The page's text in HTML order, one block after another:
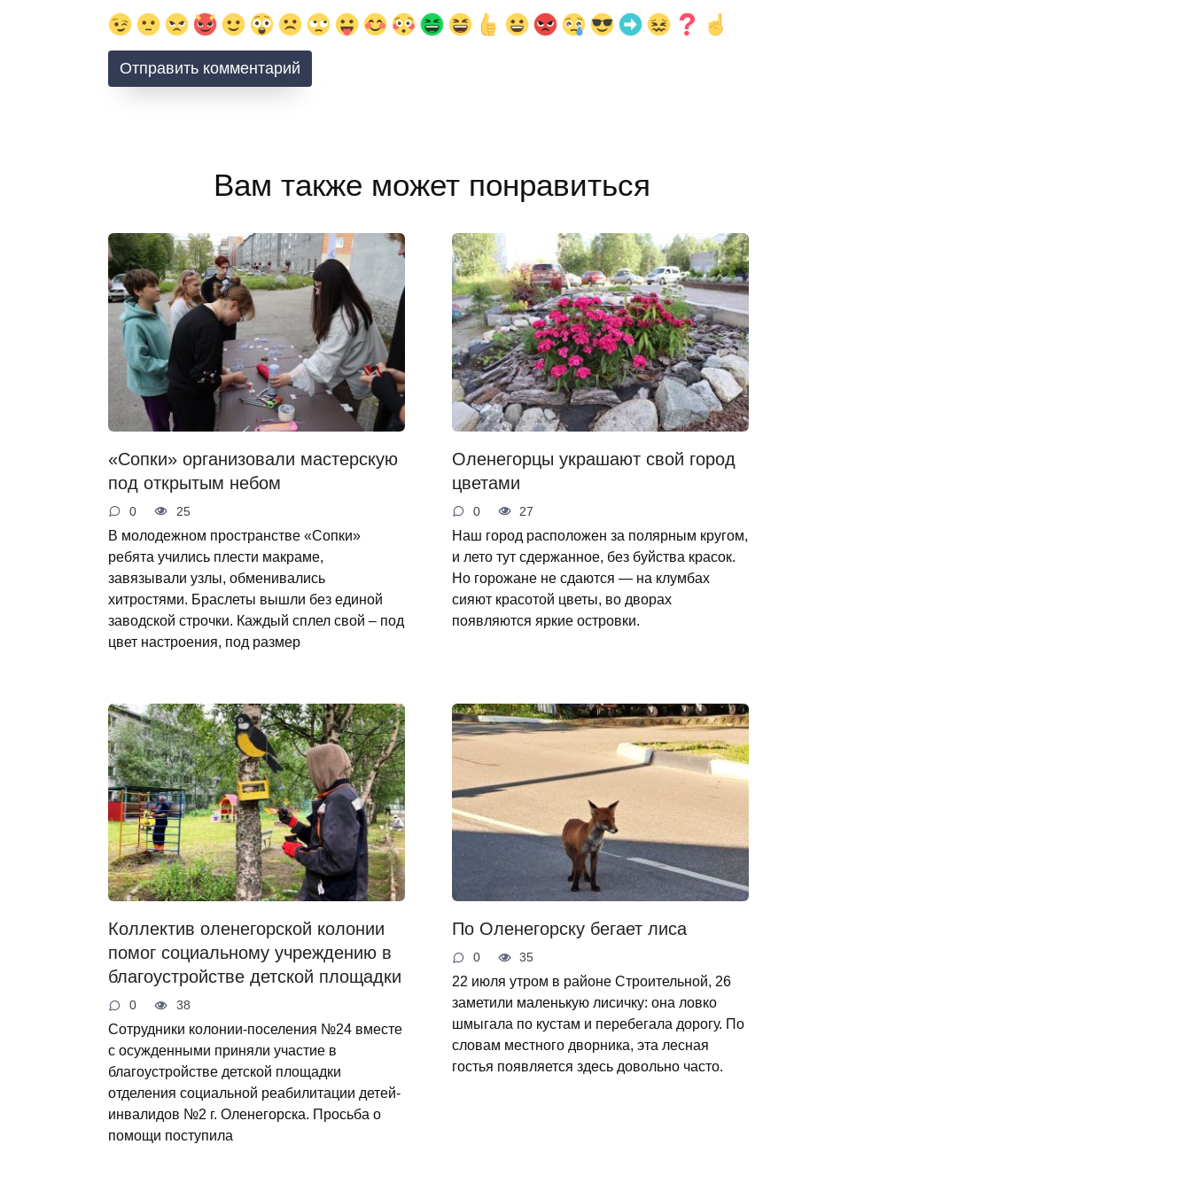
Вам также может понравиться
«Сопки» организовали мастерскую
под открытым небом
0 25
В молодежном пространстве «Сопки»
ребята учились плести макраме,
завязывали узлы, обменивались
хитростями. Браслеты вышли без единой
заводской строчки. Каждый сплел свой – под
цвет настроения, под размер
Оленегорцы украшают свой город
цветами
0 27
Наш город расположен за полярным кругом,
и лето тут сдержанное, без буйства красок.
Но горожане не сдаются — на клумбах
сияют красотой цветы, во дворах
появляются яркие островки.
Коллектив оленегорской колонии
помог социальному учреждению в
благоустройстве детской площадки
0 38
Сотрудники колонии-поселения №24 вместе
с осужденными приняли участие в
благоустройстве детской площадки
отделения социальной реабилитации детей-
инвалидов №2 г. Оленегорска. Просьба о
помощи поступила
По Оленегорску бегает лиса
0 35
22 июля утром в районе Строительной, 26
заметили маленькую лисичку: она ловко
шмыгала по кустам и перебегала дорогу. По
словам местного дворника, эта лесная
гостья появляется здесь довольно часто.